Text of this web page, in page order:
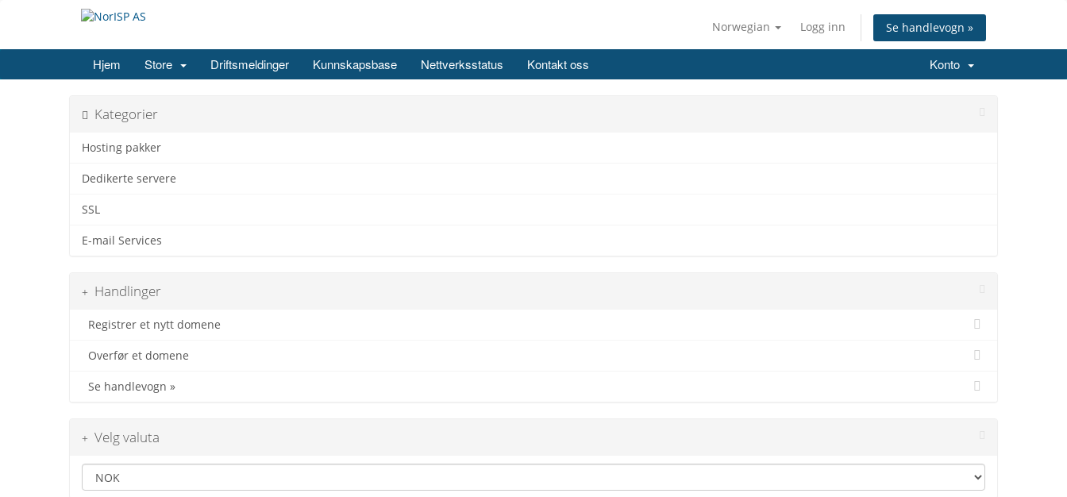
Norwegian Logg inn Se handlevogn »
Hjem Store Driftsmeldinger Kunnskapsbase Nettverksstatus Kontakt oss Konto
Kategorier
Hosting pakker
Dedikerte servere
SSL
E-mail Services
Handlinger
Registrer et nytt domene
Overfør et domene
Se handlevogn »
Velg valuta